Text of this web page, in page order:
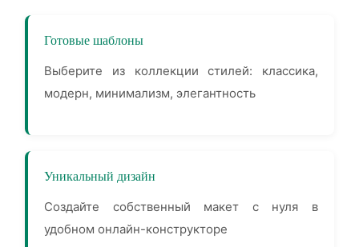
Готовые шаблоны
Выберите из коллекции стилей: классика,
модерн, минимализм, элегантность
Уникальный дизайн
Создайте собственный макет с нуля в
удобном онлайн-конструкторе